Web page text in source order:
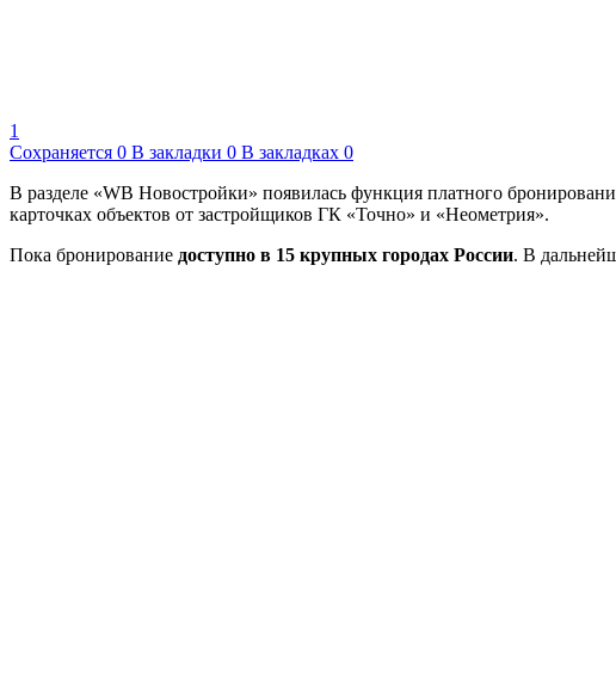
1
Сохраняется 0 В закладки 0 В закладках 0
В разделе «WB Новостройки» появилась функция платного
карточках объектов от застройщиков ГК «Точно» и «Неометрия».
Пока бронирование доступно в 15 крупных городах России. В